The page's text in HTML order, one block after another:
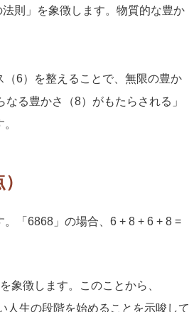
則」を象徴します。物質的な豊か
6）を整えることで、無限の豊か
る豊かさ（8）がもたらされる」
「6868」の場合、6 + 8 + 6 + 8 =
象徴します。このことから、
人生の段階を始めることを示唆して